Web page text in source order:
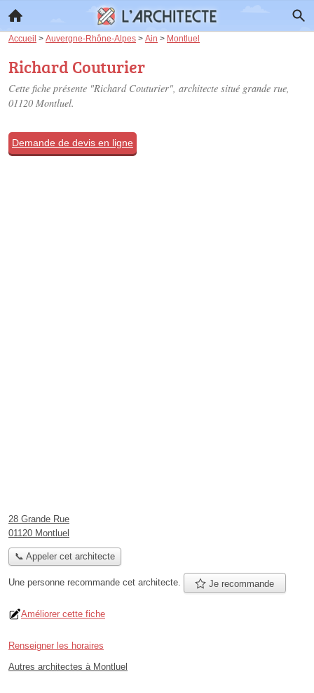
Accueil > Auvergne-Rhône-Alpes > Ain > Montluel
Richard Couturier
Cette fiche présente "Richard Couturier", architecte situé grande rue,
01120 Montluel.
Demande de devis en ligne
28 Grande Rue
01120 Montluel
📞 Appeler cet architecte
Une personne recommande cet architecte. Je recommande
Améliorer cette fiche
Renseigner les horaires
Autres architectes à Montluel